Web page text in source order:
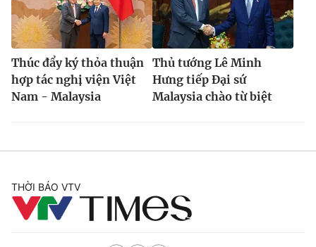
Thúc đẩy ký thỏa thuận
hợp tác nghị viện Việt
Nam - Malaysia
Thủ tướng Lê Minh
Hưng tiếp Đại sứ
Malaysia chào từ biệt
THỜI BÁO VTV